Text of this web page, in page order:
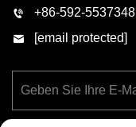
+86-592-5537348
[email protected]